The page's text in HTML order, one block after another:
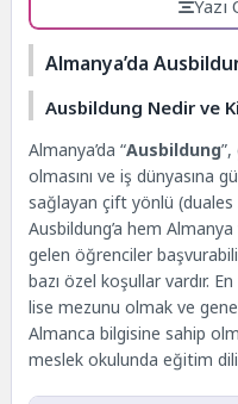
Almanya’da
Ausbildung Nedir ve
Almanya’da “Ausbildung
olmasını ve iş dünyasına
sağlayan çift yönlü
Ausbildung’a hem
gelen öğrenciler
bazı özel koşullar vardır.
lise mezunu olmak ve
Almanca bilgisine sahip
meslek okulunda eğitim dili